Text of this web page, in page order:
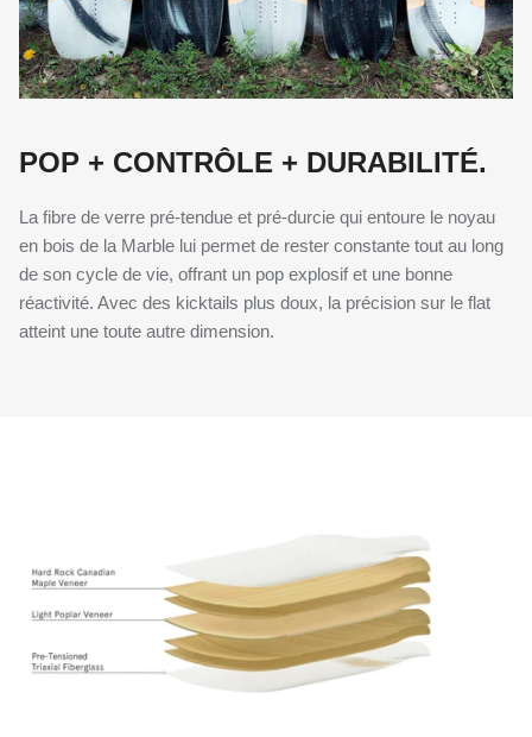
POP + CONTRÔLE + DURABILITÉ.
La fibre de verre pré-tendue et pré-durcie qui entoure le noyau
en bois de la Marble lui permet de rester constante tout au long
de son cycle de vie, offrant un pop explosif et une bonne
réactivité. Avec des kicktails plus doux, la précision sur le flat
atteint une toute autre dimension.